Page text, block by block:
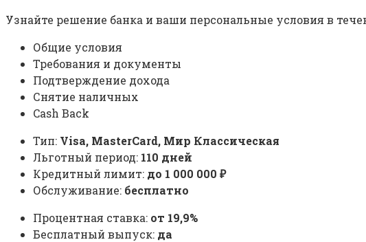
Узнайте решение банка и ваши персональные условия в
Общие условия
Требования и документы
Подтверждение дохода
Снятие наличных
Cash Back
Тип: Visa, MasterСard, Мир Классическая
Льготный период: 110 дней
Кредитный лимит: до 1 000 000 ₽
Обслуживание: бесплатно
Процентная ставка: от 19,9%
Бесплатный выпуск: да